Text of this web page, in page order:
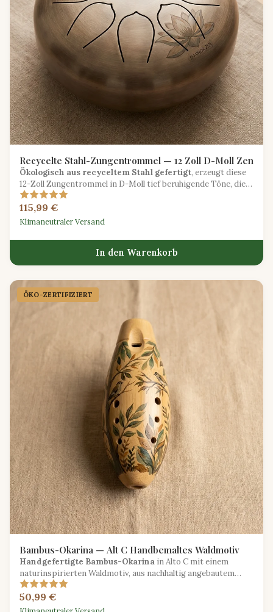
Recycelte Stahl-Zungentrommel — 12 Zoll D-Moll Zen
Ökologisch aus recyceltem Stahl gefertigt, erzeugt diese
12-Zoll Zungentrommel in D-Moll tief beruhigende Töne, die
ideal für Meditation und Klangheilung sind.
115,99 €
Klimaneutraler Versand
In den Warenkorb
ÖKO-ZERTIFIZIERT
Bambus-Okarina — Alt C Handbemaltes Waldmotiv
Handgefertigte Bambus-Okarina in Alto C mit einem
naturinspirierten Waldmotiv, aus nachhaltig angebautem
Bambus gefertigt.
50,99 €